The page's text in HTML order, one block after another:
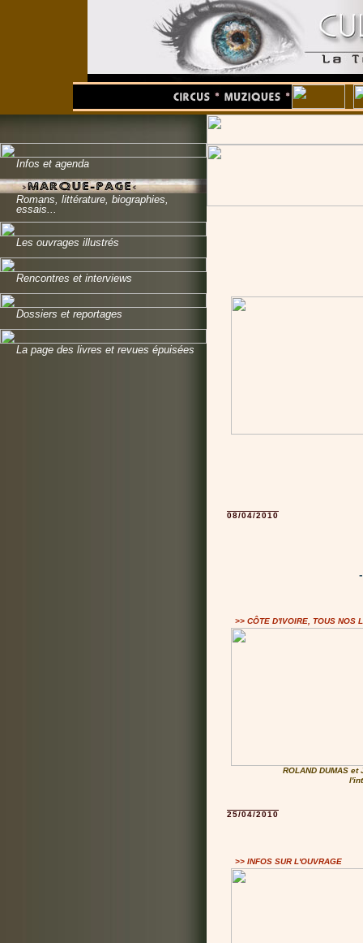
Infos et agenda
Romans, littérature, biographies,
essais...
Les ouvrages illustrés
Rencontres et interviews
Dossiers et reportages
La page des livres et revues épuisées
08/04/2010
>> CÔTE D'IVOIRE, TOUS NOS
ROLAND DUMAS et
25/04/2010
>> INFOS SUR L'OUVRAGE